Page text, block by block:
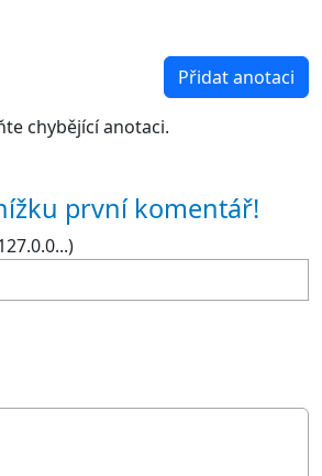
Přidat anotaci
chybějící anotaci.
první komentář!